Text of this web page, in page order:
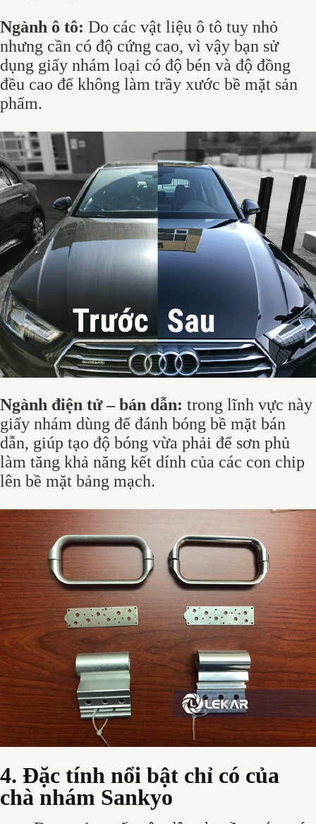
Ngành ô tô: Do các vật liệu ô tô tuy nhỏ
nhưng cần có độ cứng cao, vì vậy bạn sử
dụng giấy nhám loại có độ bén và độ đồng
đều cao để không làm trầy xước bề mặt sản
phẩm.
Ngành điện tử – bán dẫn: trong lĩnh vực này
giấy nhám dùng để đánh bóng bề mặt bán
dẫn, giúp tạo độ bóng vừa phải để sơn phủ
làm tăng khả năng kết dính của các con chip
lên bề mặt bảng mạch.
4. Đặc tính nổi bật chỉ có của
chà nhám Sankyo